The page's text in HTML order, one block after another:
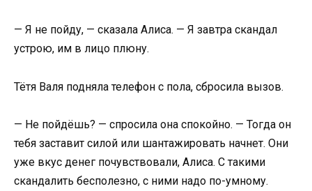
— Я не пойду, — сказала Алиса. — Я завтра скандал
устрою, им в лицо плюну.
Тётя Валя подняла телефон с пола, сбросила вызов.
— Не пойдёшь? — спросила она спокойно. — Тогда он
тебя заставит силой или шантажировать начнет. Они
уже вкус денег почувствовали, Алиса. С такими
скандалить бесполезно, с ними надо по-умному.